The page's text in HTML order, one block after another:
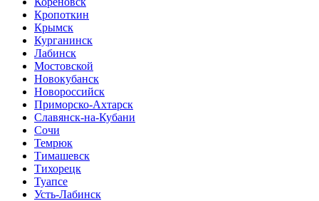
Кропоткин
Крымск
Курганинск
Лабинск
Мостовской
Новокубанск
Новороссийск
Приморско-Ахтарск
Славянск-на-Кубани
Сочи
Темрюк
Тимашевск
Тихорецк
Туапсе
Усть-Лабинск